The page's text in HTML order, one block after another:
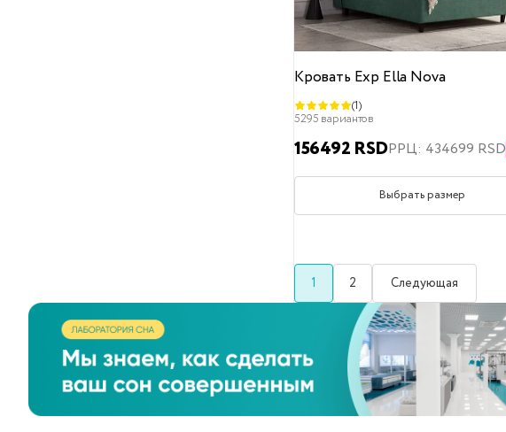
160x220
180x190
Кровать Exp Ella Nova
(1)
5295 вариантов
156492 RSDРРЦ: 434699 RSD
Выбрать размер
1 2 Следующая